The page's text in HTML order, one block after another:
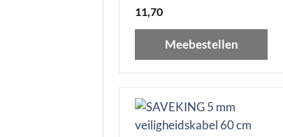
11,70
Meebestellen